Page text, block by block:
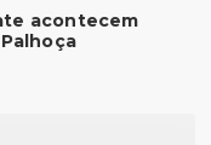
acontecem